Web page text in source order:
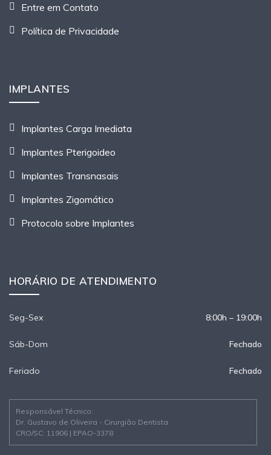
Entre em Contato
Política de Privacidade
IMPLANTES
Implantes Carga Imediata
Implantes Pterigoideo
Implantes Transnasais
Implantes Zigomático
Protocolo sobre Implantes
HORÁRIO DE ATENDIMENTO
Seg-Sex 8:00h – 19:00h
Sáb-Dom Fechado
Feriado Fechado
Responsável Técnico:
Dr. Gustavo de Oliveira - Cirurgião Dentista
CRO/SC: 11906 | EPAO-3378